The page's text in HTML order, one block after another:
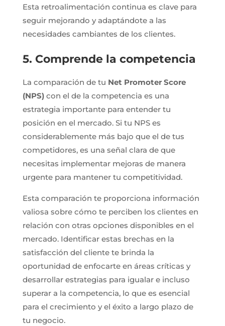
Esta retroalimentación continua es clave para
seguir mejorando y adaptándote a las
necesidades cambiantes de los clientes.
5. Comprende la competencia
La comparación de tu Net Promoter Score
(NPS)con el de la competencia es una
estrategia importante para entender tu
posición en el mercado. Si tu NPS es
considerablemente más bajo que el de tus
competidores, es una señal clara de que
necesitas implementar mejoras de manera
urgente para mantener tu competitividad.
Esta comparación te proporciona información
valiosa sobre cómo te perciben los clientes en
relación con otras opciones disponibles en el
mercado. Identificar estas brechas en la
satisfacción del cliente te brinda la
oportunidad de enfocarte en áreas críticas y
desarrollar estrategias para igualar e incluso
superar a la competencia, lo que es esencial
para el crecimiento y el éxito a largo plazo de
tu negocio.